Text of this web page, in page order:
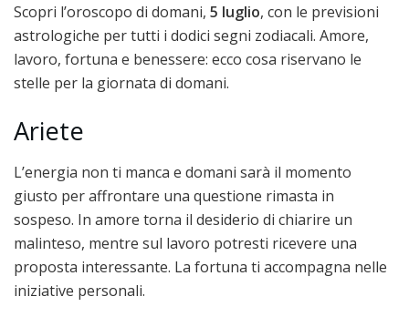
Scopri l’oroscopo di domani, 5 luglio, con le previsioni
astrologiche per tutti i dodici segni zodiacali. Amore,
lavoro, fortuna e benessere: ecco cosa riservano le
stelle per la giornata di domani.
Ariete
L’energia non ti manca e domani sarà il momento
giusto per affrontare una questione rimasta in
sospeso. In amore torna il desiderio di chiarire un
malinteso, mentre sul lavoro potresti ricevere una
proposta interessante. La fortuna ti accompagna nelle
iniziative personali.